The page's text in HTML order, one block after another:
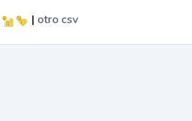
| otro csv